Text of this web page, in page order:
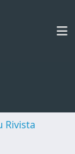
Rivista